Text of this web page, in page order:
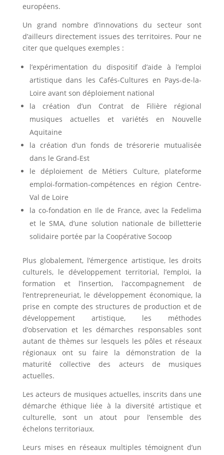
européens.
Un grand nombre d’innovations du secteur sont
d’ailleurs directement issues des territoires. Pour ne
citer que quelques exemples :
l’expérimentation du dispositif d’aide à l’emploi
artistique dans les Cafés-Cultures en Pays-de-la-
Loire avant son déploiement national
la création d’un Contrat de Filière régional
musiques actuelles et variétés en Nouvelle
Aquitaine
la création d’un fonds de trésorerie mutualisée
dans le Grand-Est
le déploiement de Métiers Culture, plateforme
emploi-formation-compétences en région Centre-
Val de Loire
la co-fondation en Ile de France, avec la Fedelima
et le SMA, d’une solution nationale de billetterie
solidaire portée par la Coopérative Socoop
Plus globalement, l’émergence artistique, les droits
culturels, le développement territorial, l’emploi, la
formation et l’insertion, l’accompagnement de
l’entrepreneuriat, le développement économique, la
prise en compte des structures de production et de
développement artistique, les méthodes
d’observation et les démarches responsables sont
autant de thèmes sur lesquels les pôles et réseaux
régionaux ont su faire la démonstration de la
maturité collective des acteurs de musiques
actuelles.
Les acteurs de musiques actuelles, inscrits dans une
démarche éthique liée à la diversité artistique et
culturelle, sont un atout pour l’ensemble des
échelons territoriaux.
Leurs mises en réseaux multiples témoignent d’un